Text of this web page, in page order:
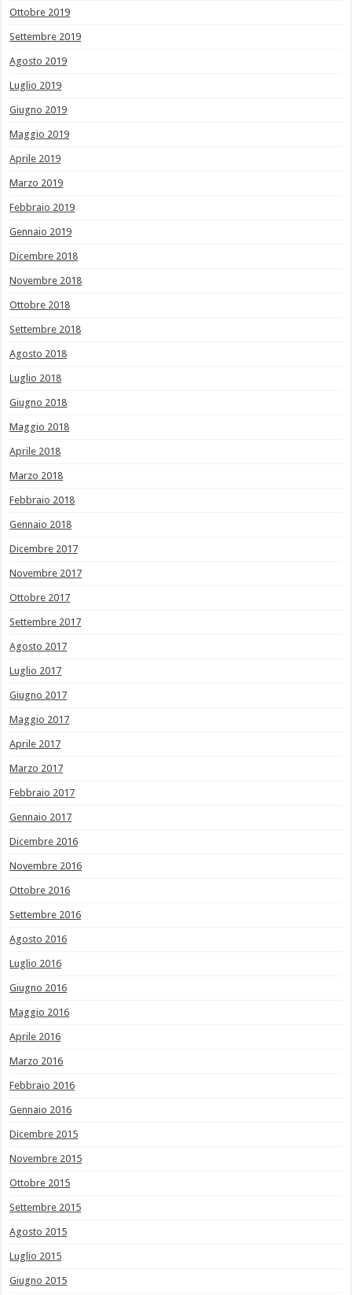
Ottobre 2019
Settembre 2019
Agosto 2019
Luglio 2019
Giugno 2019
Maggio 2019
Aprile 2019
Marzo 2019
Febbraio 2019
Gennaio 2019
Dicembre 2018
Novembre 2018
Ottobre 2018
Settembre 2018
Agosto 2018
Luglio 2018
Giugno 2018
Maggio 2018
Aprile 2018
Marzo 2018
Febbraio 2018
Gennaio 2018
Dicembre 2017
Novembre 2017
Ottobre 2017
Settembre 2017
Agosto 2017
Luglio 2017
Giugno 2017
Maggio 2017
Aprile 2017
Marzo 2017
Febbraio 2017
Gennaio 2017
Dicembre 2016
Novembre 2016
Ottobre 2016
Settembre 2016
Agosto 2016
Luglio 2016
Giugno 2016
Maggio 2016
Aprile 2016
Marzo 2016
Febbraio 2016
Gennaio 2016
Dicembre 2015
Novembre 2015
Ottobre 2015
Settembre 2015
Agosto 2015
Luglio 2015
Giugno 2015